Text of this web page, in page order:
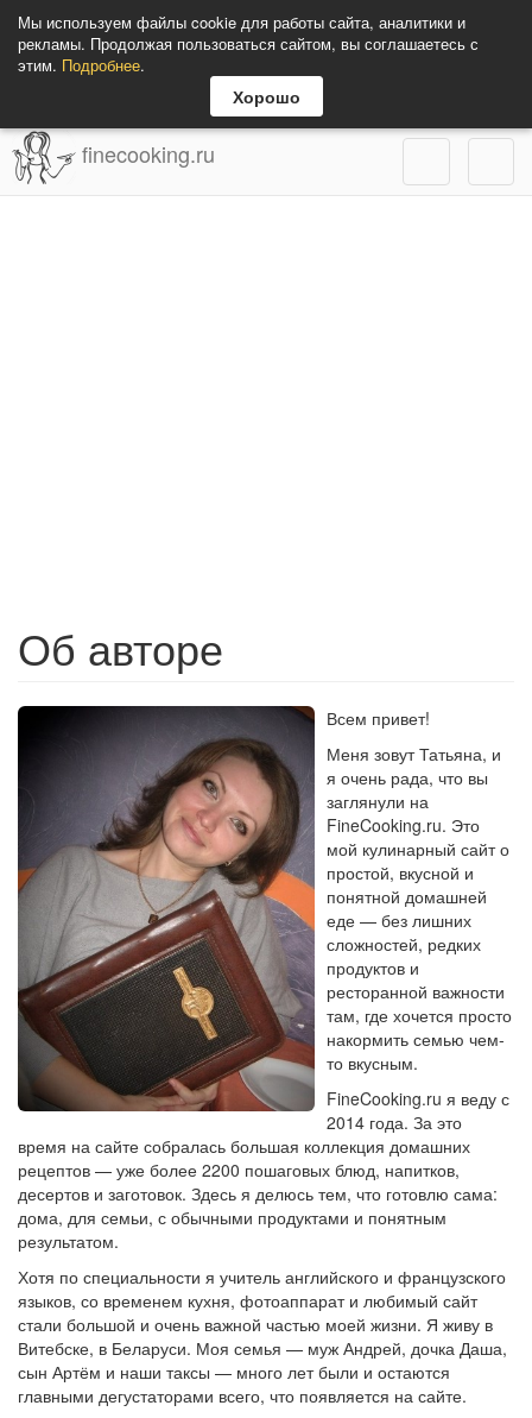
Мы используем файлы cookie для работы сайта, аналитики и
рекламы. Продолжая пользоваться сайтом, вы соглашаетесь с
этим. Подробнее.
Хорошо
finecooking.ru
Об авторе
Всем привет!
Меня зовут Татьяна, и
я очень рада, что вы
заглянули на
FineCooking.ru. Это
мой кулинарный сайт о
простой, вкусной и
понятной домашней
еде — без лишних
сложностей, редких
продуктов и
ресторанной важности
там, где хочется просто
накормить семью чем-
то вкусным.
FineCooking.ru я веду с
2014 года. За это
время на сайте собралась большая коллекция домашних
рецептов — уже более 2200 пошаговых блюд, напитков,
десертов и заготовок. Здесь я делюсь тем, что готовлю сама:
дома, для семьи, с обычными продуктами и понятным
результатом.
Хотя по специальности я учитель английского и французского
языков, со временем кухня, фотоаппарат и любимый сайт
стали большой и очень важной частью моей жизни. Я живу в
Витебске, в Беларуси. Моя семья — муж Андрей, дочка Даша,
сын Артём и наши таксы — много лет были и остаются
главными дегустаторами всего, что появляется на сайте.